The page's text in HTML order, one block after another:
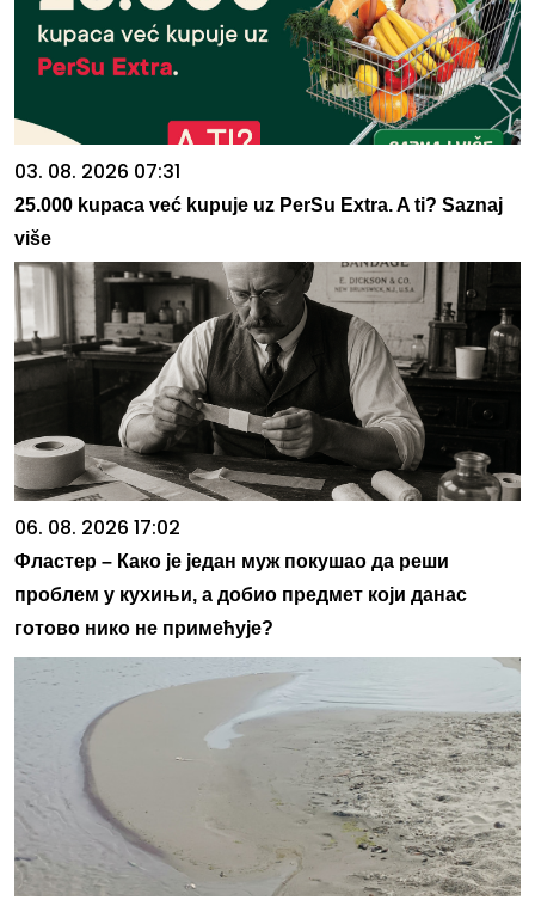
03. 08. 2026 07:31
25.000 kupaca već kupuje uz PerSu Extra. A ti? Saznaj
više
06. 08. 2026 17:02
Фластер – Како је један муж покушао да реши
проблем у кухињи, а добио предмет који данас
готово нико не примећује?